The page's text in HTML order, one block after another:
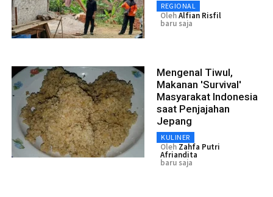
REGIONAL
OlehAlfian Risfil
baru saja
Mengenal Tiwul,
Makanan 'Survival'
Masyarakat Indonesia
saat Penjajahan
Jepang
KULINER
Oleh Zahfa Putri
Afriandita
baru saja